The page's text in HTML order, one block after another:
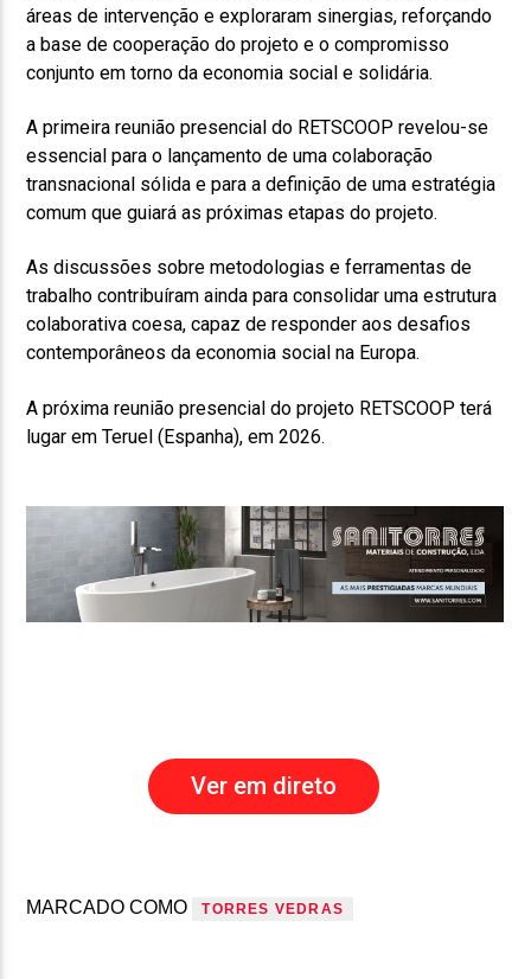
áreas de intervenção e exploraram sinergias, reforçando
a base de cooperação do projeto e o compromisso
conjunto em torno da economia social e solidária.
A primeira reunião presencial do RETSCOOP revelou-se
essencial para o lançamento de uma colaboração
transnacional sólida e para a definição de uma estratégia
comum que guiará as próximas etapas do projeto.
As discussões sobre metodologias e ferramentas de
trabalho contribuíram ainda para consolidar uma estrutura
colaborativa coesa, capaz de responder aos desafios
contemporâneos da economia social na Europa.
A próxima reunião presencial do projeto RETSCOOP terá
lugar em Teruel (Espanha), em 2026.
Ver em direto
MARCADO COMO TORRES VEDRAS